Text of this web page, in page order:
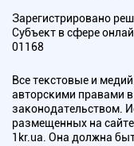
Зарегистрировано
Субъект в сфере
01168
Все текстовые и
авторскими правами
законодательством.
размещенных на
1kr.ua. Она должна